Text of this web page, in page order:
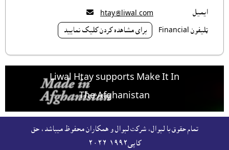
ايميل htay@liwal.com

ټليفون Financial براى مشاهده کردن کليک نماييد
Liwal Htay supports Make It In
The Afghanistan
Afghanistan products,
تمام حقوق با لېوال، شرکت لېوال و همکاران محفوظ ميباشد، حق
کاپى١٩٩٢-۲۰۲٦